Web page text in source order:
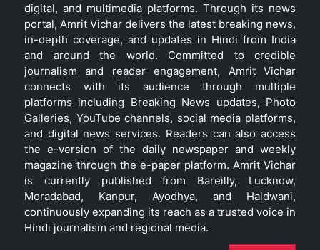
digital, and multimedia platforms. Through its news
portal, Amrit Vichar delivers the latest breaking news,
in-depth coverage, and updates in Hindi from India
and around the world. Committed to credible
journalism and reader engagement, Amrit Vichar
connects with its audience through multiple
platforms including Breaking News updates, Photo
Galleries, YouTube channels, social media platforms,
and digital news services. Readers can also access
the e-version of the daily newspaper and weekly
magazine through the e-paper platform. Amrit Vichar
is currently published from Bareilly, Lucknow,
Moradabad, Kanpur, Ayodhya, and Haldwani,
continuously expanding its reach as a trusted voice in
Hindi journalism and regional media.